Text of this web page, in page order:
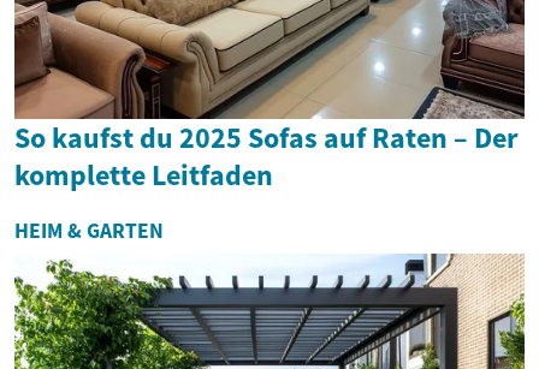
So kaufst du 2025 Sofas auf Raten – Der
komplette Leitfaden
HEIM & GARTEN